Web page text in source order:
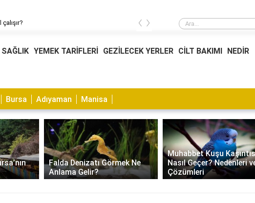
Dinamik Ada animasyonları nasıl
‹ ›
SAĞLIK YEMEK TARİFLERİ GEZİLECEK YERLER CİLT BAKIMI NEDİR
Bursa Adıyaman Manisa
Ne
Muhabbet Kuşu Kaşıntısı
Nasıl Geçer? Nedenleri ve
Çözümleri
Edamame Nedir?
Tüketimi ve Tarif Önerileri